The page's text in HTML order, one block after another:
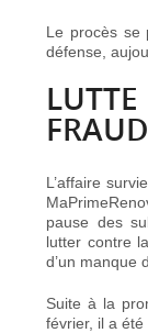
Le procès se
défense,
L’affaire
pause des
lutter contre
d’un manque
Suite à la
février, il a été